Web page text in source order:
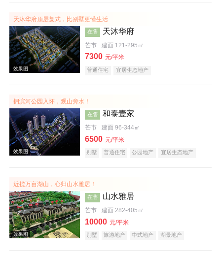
效果图
效果图
天沐华府顶层复式，比别墅更懂生活
在售 天沐华府
芒市 建面 121-295㎡
7300 元/平米
普通住宅 宜居生态地产
拥滨河公园入怀，观山旁水！
在售 和泰壹家
芒市 建面 96-344㎡
6500 元/平米
别墅 普通住宅 公园地产 宜居生态地产
近揽万亩湖山，心归山水雅居！
在售 山水雅居
芒市 建面 282-405㎡
10000 元/平米
别墅 旅游地产 中式地产 湖景地产